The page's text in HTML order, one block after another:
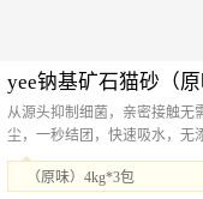
yee钠基矿石猫砂（
从源头抑制细菌，亲密接触无
尘，一秒结团，快速吸水，无
（原味）4kg*3包